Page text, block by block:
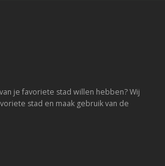
je favoriete stad willen hebben? Wij
stad en maak gebruik van de